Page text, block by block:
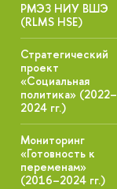
РМЭЗ НИУ ВШЭ
(RLMS HSE)
Стратегический
проект
«Социальная
политика» (2022–
2024 гг.)
Мониторинг
«Готовность к
переменам»
(2016–2024 гг.)